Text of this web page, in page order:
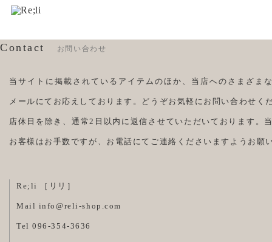
Contact お問い合わせ
当サイトに掲載されているアイテムのほか、当店へのさまざま
メールにてお応えしております。どうぞお気軽にお問い合わせく
店休日を除き、通常2日以内に返信させていただいております。
お客様はお手数ですが、お電話にてご連絡くださいますようお願
Re;li ［リリ］
Mail info@reli-shop.com
Tel 096-354-3636